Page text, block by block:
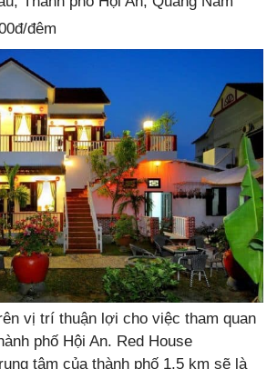
đêm
vị trí thuận lợi cho việc tham quan
phố Hội An. Red House
tâm của thành phố 1,5 km sẽ là